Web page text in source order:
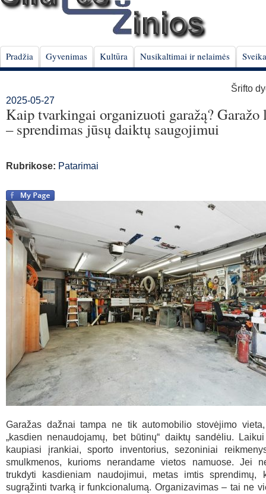
Pradžia Gyvenimas Kultūra Nusikaltimai ir nelaimės
Šrifto
2025-05-27
Kaip tvarkingai organizuoti garažą? Garažo
– sprendimas jūsų daiktų saugojimui
Rubrikose: Patarimai
Garažas dažnai tampa ne tik automobilio stovėjimo
„kasdien nenaudojamų, bet būtinų“ daiktų sandėliu.
kaupiasi įrankiai, sporto inventorius, sezoniniai
smulkmenos, kurioms nerandame vietos namuose. Jei
trukdyti kasdieniam naudojimui, metas imtis sprendimų,
sugrąžinti tvarką ir funkcionalumą. Organizavimas – tai ne